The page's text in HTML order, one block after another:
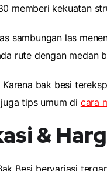
memberi kekuatan
sambungan las
rute dengan medan
Karena bak besi
tips umum di cara
&
Besi bervariasi